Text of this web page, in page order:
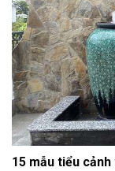
15 mẫu tiểu